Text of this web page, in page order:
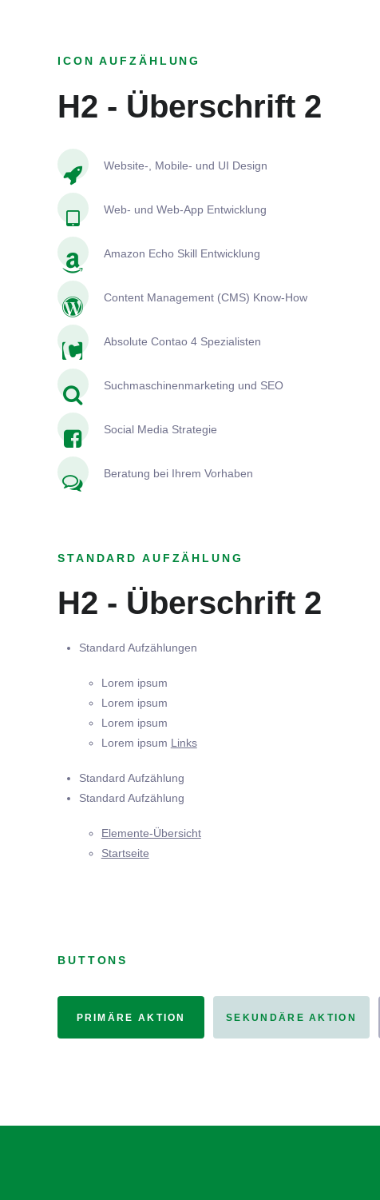
ICON AUFZÄHLUNG
H2 - Überschrift 2
Website-, Mobile- und UI Design
Web- und Web-App Entwicklung
Amazon Echo Skill Entwicklung
Content Management (CMS) Know-How
Absolute Contao 4 Spezialisten
Suchmaschinenmarketing und SEO
Social Media Strategie
Beratung bei Ihrem Vorhaben
STANDARD AUFZÄHLUNG
H2 - Überschrift 2
Standard Aufzählungen
Lorem ipsum
Lorem ipsum
Lorem ipsum
Lorem ipsum Links
Standard Aufzählung
Standard Aufzählung
Elemente-Übersicht
Startseite
BUTTONS
PRIMÄRE AKTION SEKUNDÄRE AKTION